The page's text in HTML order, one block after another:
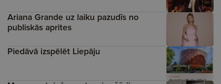
Ariana Grande uz laiku pazudīs no
publiskās aprites
Piedāvā izspēlēt Liepāju